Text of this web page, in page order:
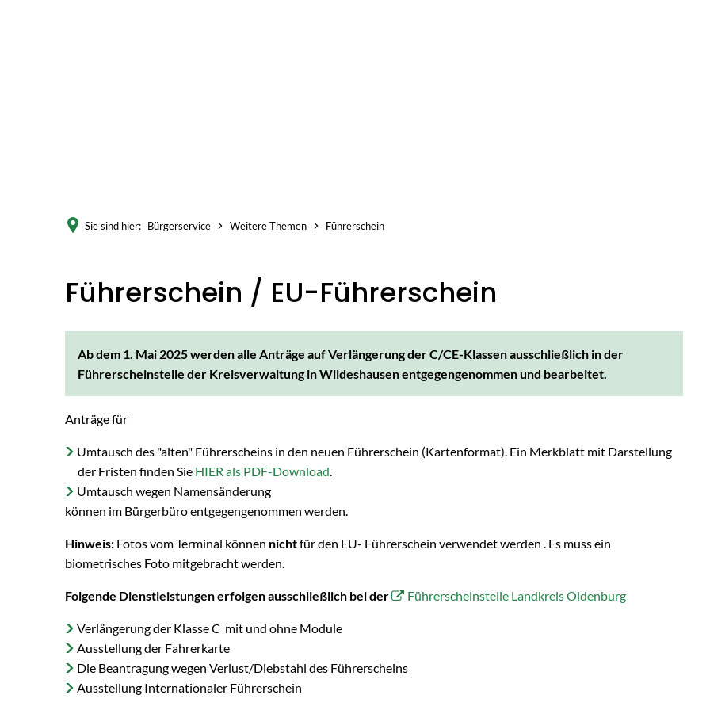
Sie sind hier: Bürgerservice Weitere Themen Führerschein
Führerschein / EU-Führerschein
Ab dem 1. Mai 2025 werden alle Anträge auf Verlängerung der C/CE-Klassen ausschließlich in der
Führerscheinstelle der Kreisverwaltung in Wildeshausen entgegengenommen und bearbeitet.
Anträge für
Umtausch des "alten" Führerscheins in den neuen Führerschein (Kartenformat). Ein Merkblatt mit Darstellung
der Fristen finden Sie HIER als PDF-Download.
Umtausch wegen Namensänderung
können im Bürgerbüro entgegengenommen werden.
Hinweis: Fotos vom Terminal können nichtfür den EU- Führerschein verwendet werden . Es muss ein
biometrisches Foto mitgebracht werden.
Folgende Dienstleistungen erfolgen ausschließlich bei der Führerscheinstelle Landkreis Oldenburg
Verlängerung der Klasse C mit und ohne Module
Ausstellung der Fahrerkarte
Die Beantragung wegen Verlust/Diebstahl des Führerscheins
Ausstellung Internationaler Führerschein